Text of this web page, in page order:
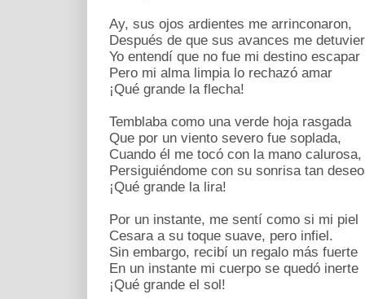
Ay, sus ojos ardientes me arrinconaron,
Después de que sus avances me
Yo entendí que no fue mi destino escapar
Pero mi alma limpia lo rechazó amar
¡Qué grande la flecha!
Temblaba como una verde hoja rasgada
Que por un viento severo fue soplada,
Cuando él me tocó con la mano calurosa,
Persiguiéndome con su sonrisa tan
¡Qué grande la lira!
Por un instante, me sentí como si mi piel
Cesara a su toque suave, pero infiel.
Sin embargo, recibí un regalo más fuerte
En un instante mi cuerpo se quedó inerte
¡Qué grande el sol!